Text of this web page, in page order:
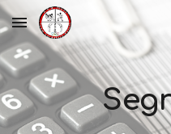
Skip to main content